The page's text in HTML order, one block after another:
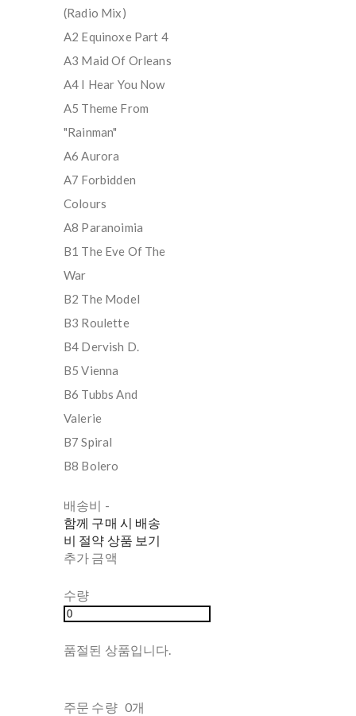
(Radio Mix)
A2 Equinoxe Part 4
A3 Maid Of Orleans
A4 I Hear You Now
A5 Theme From
"Rainman"
A6 Aurora
A7 Forbidden
Colours
A8 Paranoimia
B1 The Eve Of The
War
B2 The Model
B3 Roulette
B4 Dervish D.
B5 Vienna
B6 Tubbs And
Valerie
B7 Spiral
B8 Bolero
배송비 -
함께 구매 시 배송
비 절약 상품 보기
추가 금액
수량
품절된 상품입니다.
주문 수량 0개